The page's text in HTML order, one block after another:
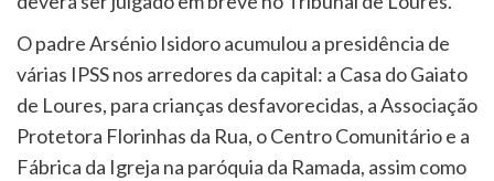
O padre Arsénio Isidoro acumulou a presidência de
várias IPSS nos arredores da capital: a Casa do Gaiato
de Loures, para crianças desfavorecidas, a Associação
Protetora Florinhas da Rua, o Centro Comunitário e a
Fábrica da Igreja na paróquia da Ramada, assim como